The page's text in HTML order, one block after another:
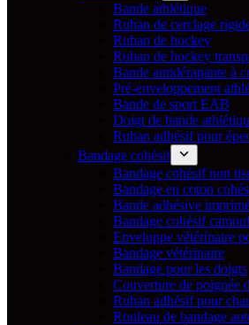
Bande athlétique
Ruban de cerclage
Ruban de hockey
Ruban de hockey
Bande antidérapante à
Pré-enveloppement
Bande de sport EAB
Doigt de bande
Ruban adhésif pour
Bandage cohésif
Bandage cohésif non
Bandage en coton
Bande adhésive
Bandage cohésif
Enveloppe vétérinaire
Bandage vétérinaire
Bandage pour les doigts
Couverture de poignée
Ruban adhésif pour
Rouleau de bandage